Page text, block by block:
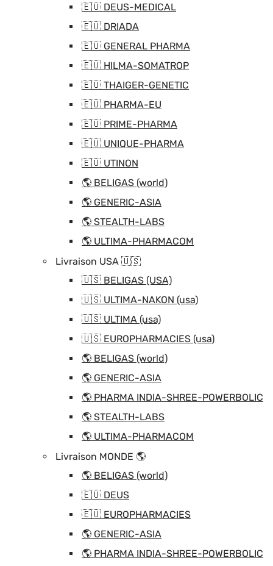
🇪🇺 DEUS-MEDICAL
🇪🇺 DRIADA
🇪🇺 GENERAL PHARMA
🇪🇺 HILMA-SOMATROP
🇪🇺 THAIGER-GENETIC
🇪🇺 PHARMA-EU
🇪🇺 PRIME-PHARMA
🇪🇺 UNIQUE-PHARMA
🇪🇺 UTINON
🌎 BELIGAS (world)
🌎 GENERIC-ASIA
🌎 STEALTH-LABS
🌎 ULTIMA-PHARMACOM
Livraison USA 🇺🇸
🇺🇸 BELIGAS (USA)
🇺🇸 ULTIMA-NAKON (usa)
🇺🇸 ULTIMA (usa)
🇺🇸 EUROPHARMACIES (usa)
🌎 BELIGAS (world)
🌎 GENERIC-ASIA
🌎 PHARMA INDIA-SHREE-POWERBOLIC
🌎 STEALTH-LABS
🌎 ULTIMA-PHARMACOM
Livraison MONDE 🌎
🌎 BELIGAS (world)
🇪🇺 DEUS
🇪🇺 EUROPHARMACIES
🌎 GENERIC-ASIA
🌎 PHARMA INDIA-SHREE-POWERBOLIC